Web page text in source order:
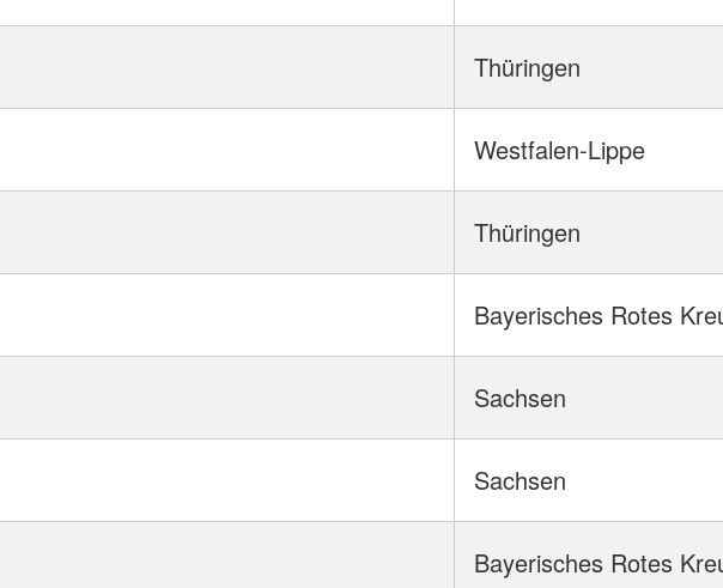
Thüringen
Westfalen-Lippe
Thüringen
Bayerisches Rotes
Sachsen
Sachsen
Bayerisches Rotes